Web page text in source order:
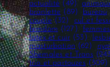
actualité (49)
branlette (89) bureau
couple (32) cul et
femdom (127)
latex et cuir (53)
masturbation (62)
Shemales et Trans
trio et partouzes (309)